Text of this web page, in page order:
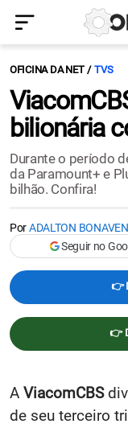
OFICINA DA NET TVS
bilionária
Durante o período
da Paramount+ e
bilhão. Confira!
PorADALTON
Seguir no
👉
👉
A ViacomCBS
de seu terceiro